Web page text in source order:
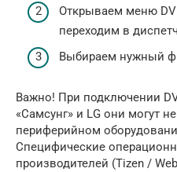
Открываем меню
переходим в
Выбираем нужный
Важно! При подключении
«Самсунг» и LG они могут
периферийном
Специфические
производителей (Tizen /